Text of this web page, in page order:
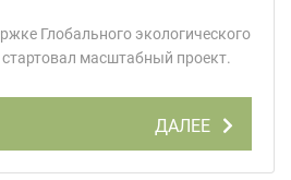
Глобального экологического
масштабный проект.
ДАЛЕЕ